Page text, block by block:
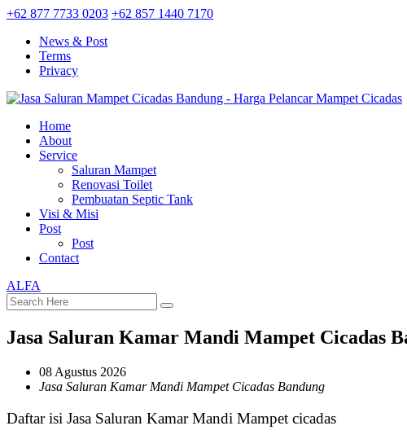
+62 877 7733 0203 +62 857 1440 7170
News & Post
Terms
Privacy
Home
About
Service
Saluran Mampet
Renovasi Toilet
Pembuatan Septic Tank
Visi & Misi
Post
Post
Contact
ALFA
Jasa Saluran Kamar Mandi Mampet Cicadas
08 Agustus 2026
Jasa Saluran Kamar Mandi Mampet Cicadas Bandung
Daftar isi Jasa Saluran Kamar Mandi Mampet cicadas